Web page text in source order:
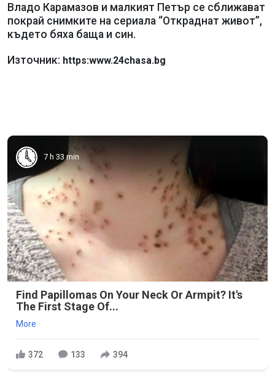
Владо Карамазов и малкият Петър се сближават
покрай снимките на сериала “Откраднат живот”,
където бяха баща и син.
Източник: https:www.24chasa.bg
7 h 33 min
Find Papillomas On Your Neck Or Armpit? It's
The First Stage Of...
More
372 133 394